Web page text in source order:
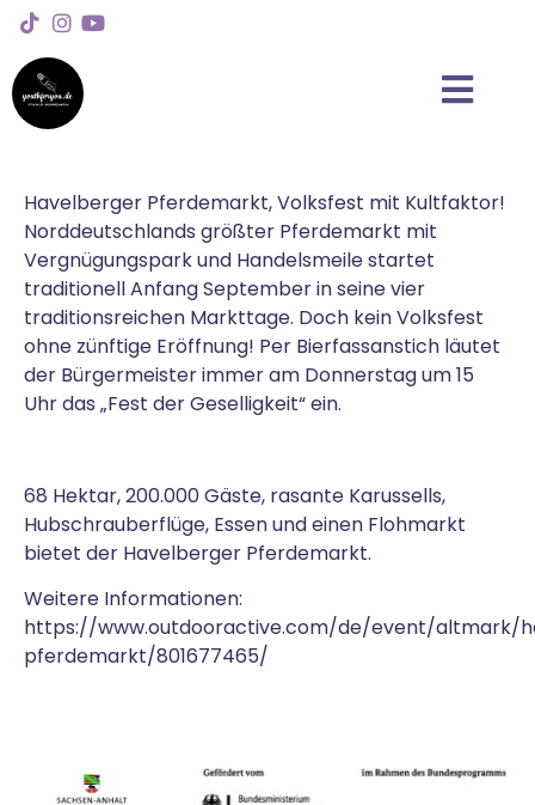
Havelberger Pferdemarkt, Volksfest mit Kultfaktor!
Norddeutschlands größter Pferdemarkt mit
Vergnügungspark und Handelsmeile startet
traditionell Anfang September in seine vier
traditionsreichen Markttage. Doch kein Volksfest
ohne zünftige Eröffnung! Per Bierfassanstich läutet
der Bürgermeister immer am Donnerstag um 15
Uhr das „Fest der Geselligkeit“ ein.
68 Hektar, 200.000 Gäste, rasante Karussells,
Hubschrauberflüge, Essen und einen Flohmarkt
bietet der Havelberger Pferdemarkt.
Weitere Informationen:
https://www.outdooractive.com/de/event/altmark/
pferdemarkt/801677465/